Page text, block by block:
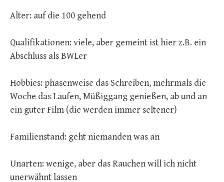
Alter: auf die 100 gehend
Qualifikationen: viele, aber gemeint ist hier z.B. ein
Abschluss als BWLer
Hobbies: phasenweise das Schreiben, mehrmals die
Woche das Laufen, Müßiggang genießen, ab und an
ein guter Film (die werden immer seltener)
Familienstand: geht niemanden was an
Unarten: wenige, aber das Rauchen will ich nicht
unerwähnt lassen